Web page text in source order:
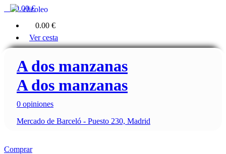
0.00 €
clicoleo
0.00 €
Ver cesta
A dos manzanas
A dos manzanas
0 opiniones
Mercado de Barceló - Puesto 230, Madrid
Comprar